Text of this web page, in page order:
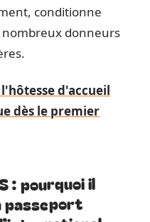
conditionne
nombreux donneurs
d'accueil
dès le premier
: pourquoi il
passeport